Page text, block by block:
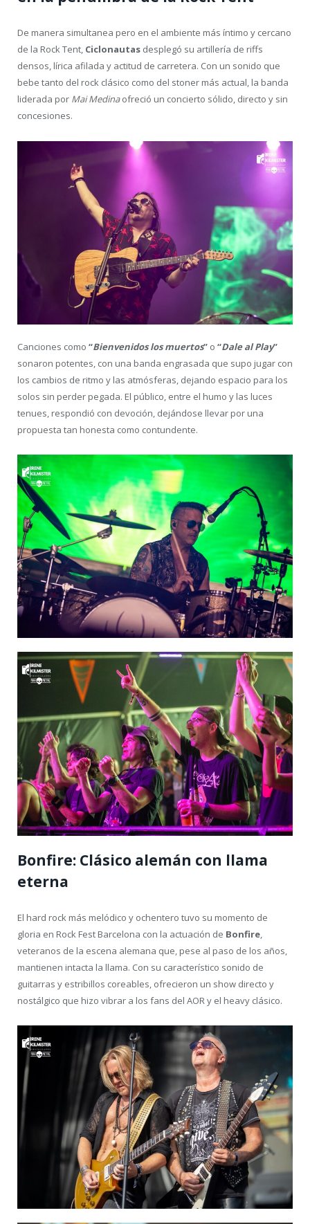
De manera simultanea pero en el ambiente más íntimo y cercano
de la Rock Tent, Ciclonautas desplegó su artillería de riffs
densos, lírica afilada y actitud de carretera. Con un sonido que
bebe tanto del rock clásico como del stoner más actual, la banda
liderada por Mai Medinaofreció un concierto sólido, directo y sin
concesiones.
Canciones como “Bienvenidos los muertos” o “Dale al Play”
sonaron potentes, con una banda engrasada que supo jugar con
los cambios de ritmo y las atmósferas, dejando espacio para los
solos sin perder pegada. El público, entre el humo y las luces
tenues, respondió con devoción, dejándose llevar por una
propuesta tan honesta como contundente.
Bonfire: Clásico alemán con llama
eterna
El hard rock más melódico y ochentero tuvo su momento de
gloria en Rock Fest Barcelona con la actuación de Bonfire,
veteranos de la escena alemana que, pese al paso de los años,
mantienen intacta la llama. Con su característico sonido de
guitarras y estribillos coreables, ofrecieron un show directo y
nostálgico que hizo vibrar a los fans del AOR y el heavy clásico.